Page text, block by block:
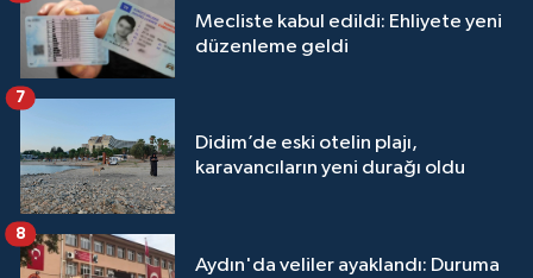
Mecliste kabul edildi: Ehliyete yeni
düzenleme geldi
Didim’de eski otelin plajı,
karavancıların yeni durağı oldu
7
Aydın'da veliler ayaklandı: Duruma
8